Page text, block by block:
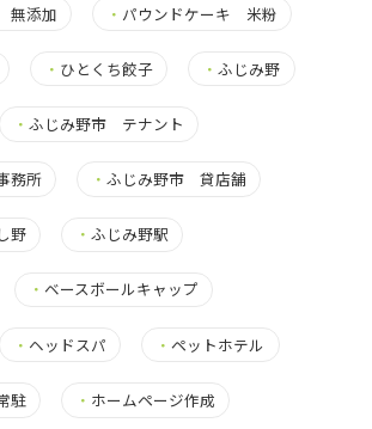
無添加 ・ パウンドケーキ 米粉
・ ひとくち餃子 ・ふじみ野
・ふじみ野市 テナント
務所 ・ふじみ野市 貸店舗
野 ・ふじみ野駅
・ ベースボールキャップ
・ ヘッドスパ ・ペットホテル
駐 ・ ホームページ作成